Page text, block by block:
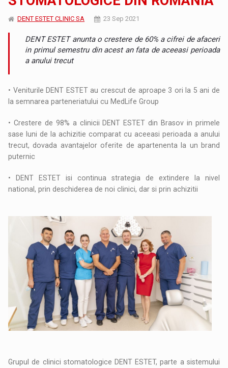
DENT ESTET CLINIC SA 23 Sep 2021
DENT ESTET anunta o crestere de 60% a cifrei de afaceri
in primul semestru din acest an fata de aceeasi perioada
a anului trecut
• Veniturile DENT ESTET au crescut de aproape 3 ori la 5 ani de
la semnarea parteneriatului cu MedLife Group
• Crestere de 98% a clinicii DENT ESTET din Brasov in primele
sase luni de la achizitie comparat cu aceeasi perioada a anului
trecut, dovada avantajelor oferite de apartenenta la un brand
puternic
• DENT ESTET isi continua strategia de extindere la nivel
national, prin deschiderea de noi clinici, dar si prin achizitii
Grupul de clinici stomatologice DENT ESTET, parte a sistemului